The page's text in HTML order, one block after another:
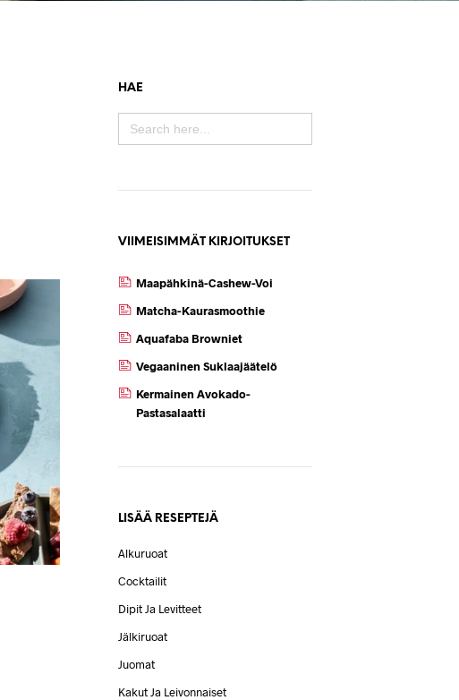
HAE
SEARCH
FOR:
VIIMEISIMMÄT KIRJOITUKSET
Maapähkinä-Cashew-Voi
Matcha-Kaurasmoothie
Aquafaba Browniet
Vegaaninen Suklaajäätelö
Kermainen Avokado-
Pastasalaatti
LISÄÄ RESEPTEJÄ
Alkuruoat
Cocktailit
Dipit Ja Levitteet
Jälkiruoat
Juomat
Kakut Ja Leivonnaiset